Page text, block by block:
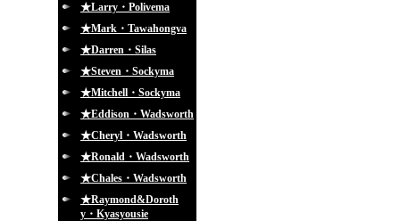
★Larry・Polivema
★Mark・Tawahongva
★Darren・Silas
★Steven・Sockyma
★Mitchell・Sockyma
★Eddison・Wadsworth
★Cheryl・Wadsworth
★Ronald・Wadsworth
★Chales・Wadsworth
★Raymond&Doroth
y・Kyasyousie